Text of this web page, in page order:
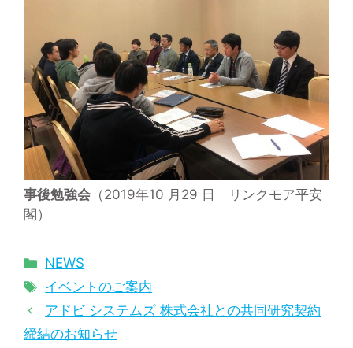
事後勉強会 （2019年10 月29 日 リンクモア平安
閣）
カ
テ
リ
ー
NEWS
タ
グ
イベントのご案内
アドビ システムズ 株式会社との共同研究契約
締結のお知らせ